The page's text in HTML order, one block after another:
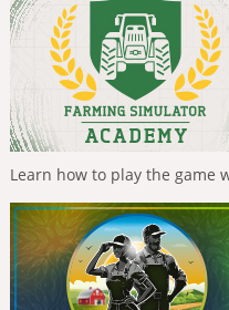
Learn how to play the game